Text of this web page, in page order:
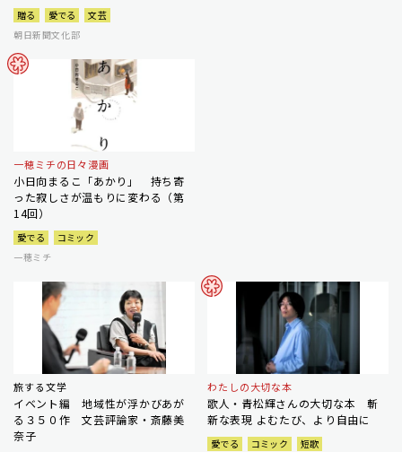
贈る 愛でる
文芸
朝日新聞文化部
一穂ミチの日々漫画
小日向まるこ「あかり」 持ち寄
った寂しさが温もりに変わる（第
14回）
愛でる
コミック
一穂ミチ
旅する文学
イベント編 地域性が浮かびあが
る３５０作 文芸評論家・斎藤美
奈子
わたしの大切な本
歌人・青松輝さんの大切な本 斬
新な表現 よむたび、より自由に
愛でる コミック 短歌